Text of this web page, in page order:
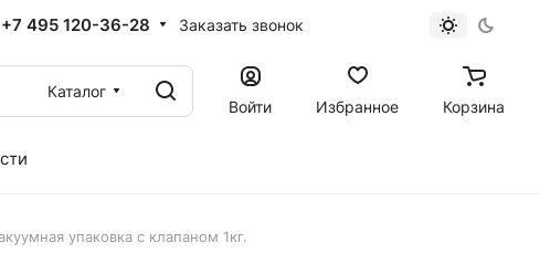
+7 495 120-36-28 Заказать звонок
Каталог
Войти
Избранное Корзина
упаковка с клапаном 1кг.